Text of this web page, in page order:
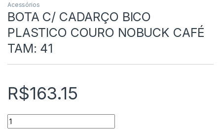
Acessórios
BOTA C/ CADARÇO BICO
PLASTICO COURO NOBUCK CAFÉ
TAM: 41
R$163.15
Quantidade